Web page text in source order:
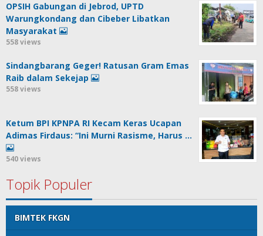
OPSIH Gabungan di Jebrod, UPTD
Warungkondang dan Cibeber Libatkan
Masyarakat
558 views
Sindangbarang Geger! Ratusan Gram Emas
Raib dalam Sekejap
558 views
Ketum BPI KPNPA RI Kecam Keras Ucapan
Adimas Firdaus: “Ini Murni Rasisme, Harus …
540 views
Topik Populer
BIMTEK FKGN